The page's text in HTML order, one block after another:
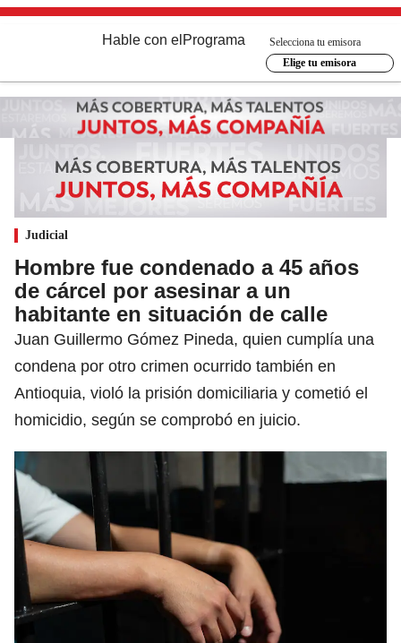
Hable con el Programa
Selecciona tu emisora
Elige tu emisora
Judicial
Hombre fue condenado a 45 años
de cárcel por asesinar a un
habitante en situación de calle
Juan Guillermo Gómez Pineda, quien cumplía una
condena por otro crimen ocurrido también en
Antioquia, violó la prisión domiciliaria y cometió el
homicidio, según se comprobó en juicio.